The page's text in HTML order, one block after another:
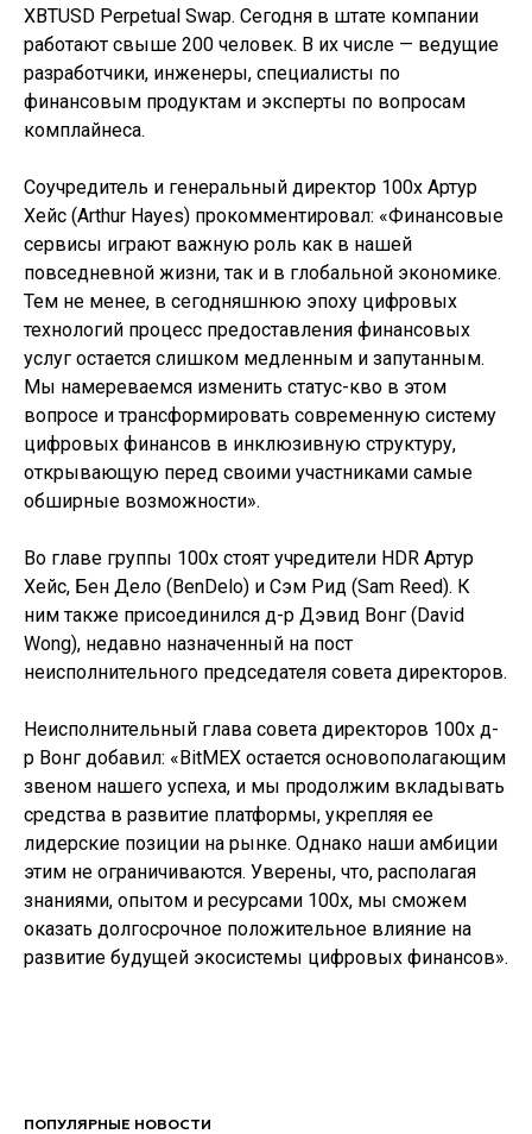
XBTUSD Perpetual Swap. Сегодня в штате компании
работают свыше 200 человек. В их числе — ведущие
разработчики, инженеры, специалисты по
финансовым продуктам и эксперты по вопросам
комплайнеса.
Соучредитель и генеральный директор 100х Артур
Хейс (Arthur Hayes) прокомментировал: «Финансовые
сервисы играют важную роль как в нашей
повседневной жизни, так и в глобальной экономике.
Тем не менее, в сегодняшнюю эпоху цифровых
технологий процесс предоставления финансовых
услуг остается слишком медленным и запутанным.
Мы намереваемся изменить статус-кво в этом
вопросе и трансформировать современную систему
цифровых финансов в инклюзивную структуру,
открывающую перед своими участниками самые
обширные возможности».
Во главе группы 100x стоят учредители HDR Артур
Хейс, Бен Дело (BenDelo) и Сэм Рид (Sam Reed). К
ним также присоединился д-р Дэвид Вонг (David
Wong), недавно назначенный на пост
неисполнительного председателя совета директоров.
Неисполнительный глава совета директоров 100х д-
р Вонг добавил: «BitMEX остается основополагающим
звеном нашего успеха, и мы продолжим вкладывать
средства в развитие платформы, укрепляя ее
лидерские позиции на рынке. Однако наши амбиции
этим не ограничиваются. Уверены, что, располагая
знаниями, опытом и ресурсами 100х, мы сможем
оказать долгосрочное положительное влияние на
развитие будущей экосистемы цифровых финансов».
ПОПУЛЯРНЫЕ НОВОСТИ